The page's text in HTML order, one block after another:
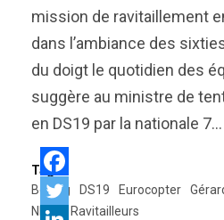
mission de ravitaillement
dans l’ambiance des
du doigt le quotidien des
suggère au ministre de
en DS19 par la nationale 7…
Tags:
Boeing
DS19 Eurocopter
NH90
Ravitailleurs